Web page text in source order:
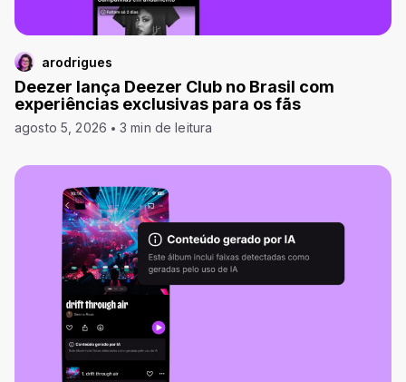
arodrigues
Deezer lança Deezer Club no Brasil com
experiências exclusivas para os fãs
agosto 5, 2026 3 min de leitura